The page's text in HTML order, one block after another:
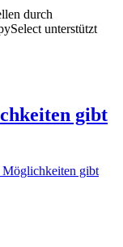
durch
unterstützt
gibt
Möglichkeiten gibt